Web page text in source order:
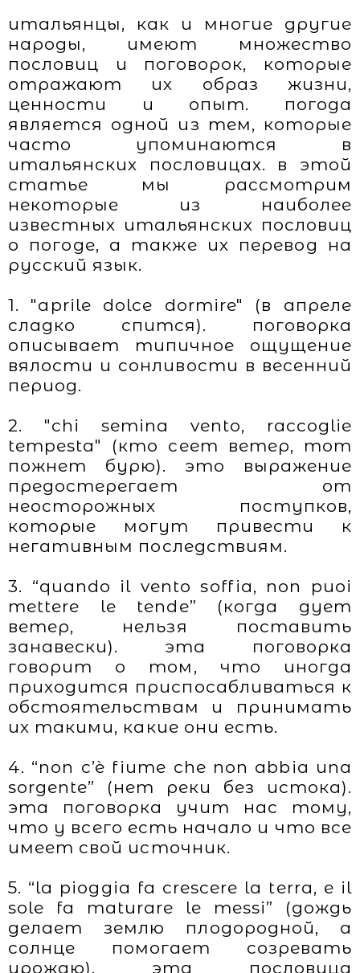
итальянцы, как и многие другие
народы, имеют множество
пословиц и поговорок, которые
отражают их образ жизни,
ценности и опыт. погода
является одной из тем, которые
часто упоминаются в
итальянских пословицах. в этой
статье мы рассмотрим
некоторые из наиболее
известных итальянских пословиц
о погоде, а также их перевод на
русский язык.
1. "aprile dolce dormire" (в апреле
сладко спится). поговорка
описывает типичное ощущение
вялости и сонливости в весенний
период.
2. "chi semina vento, raccoglie
tempesta" (кто сеет ветер, тот
пожнет бурю). это выражение
предостерегает от
неосторожных поступков,
которые могут привести к
негативным последствиям.
3. “quando il vento soffia, non puoi
mettere le tende” (когда дует
ветер, нельзя поставить
занавески). эта поговорка
говорит о том, что иногда
приходится приспосабливаться к
обстоятельствам и принимать
их такими, какие они есть.
4. “non c’è fiume che non abbia una
sorgente” (нет реки без истока).
эта поговорка учит нас тому,
что у всего есть начало и что все
имеет свой источник.
5. “la pioggia fa crescere la terra, e il
sole fa maturare le messi” (дождь
делает землю плодородной, а
солнце помогает созревать
урожаю). эта пословица